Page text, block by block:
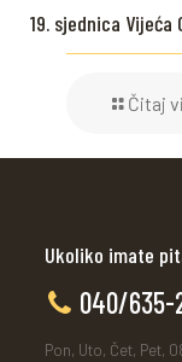
19. sjednica Vijeća
Čitaj
Ukoliko imate
040/635-
Pon, Uto, Čet, Pet,